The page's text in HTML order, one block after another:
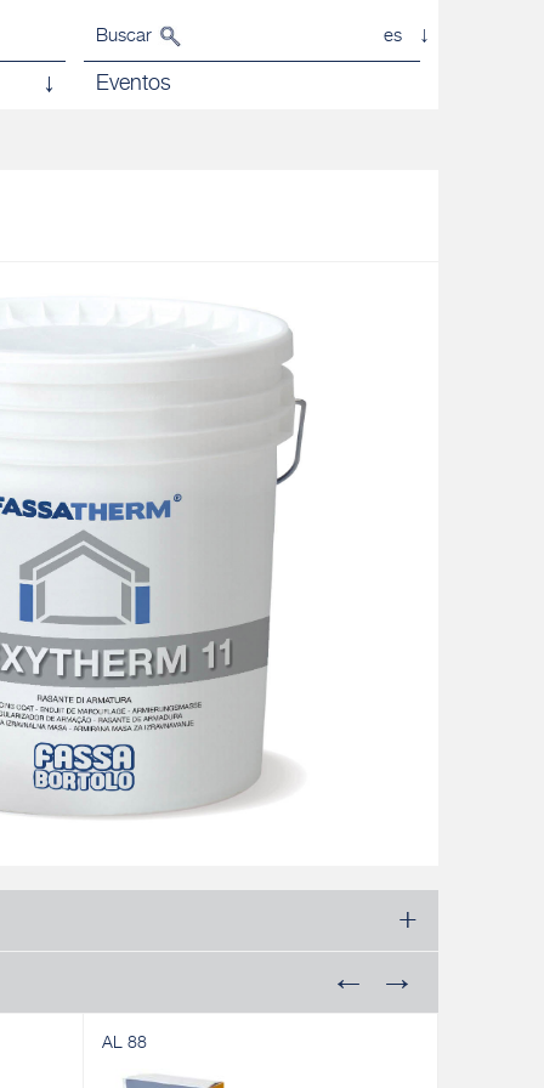
Buscar es
Eventos
AL 88